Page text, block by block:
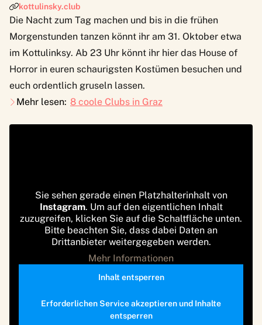
kottulinsky.club
Die Nacht zum Tag machen und bis in die frühen
Morgenstunden tanzen könnt ihr am 31. Oktober etwa
im Kottulinksy. Ab 23 Uhr könnt ihr hier das House of
Horror in euren schaurigsten Kostümen besuchen und
euch ordentlich gruseln lassen.
Mehr lesen: 8 coole Clubs in Graz
Sie sehen gerade einen Platzhalterinhalt von
Instagram. Um auf den eigentlichen Inhalt
zuzugreifen, klicken Sie auf die Schaltfläche unten.
Bitte beachten Sie, dass dabei Daten an
Drittanbieter weitergegeben werden.
Mehr Informationen
Inhalt entsperren
Erforderlichen Service akzeptieren und Inhalte
entsperren